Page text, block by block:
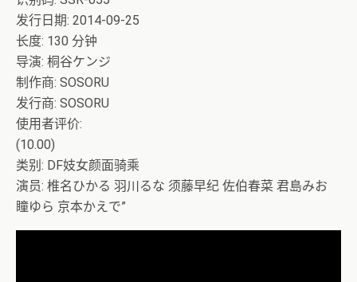
发行日期: 2014-09-25
长度: 130 分钟
导演: 桐谷ケンジ
制作商: SOSORU
发行商: SOSORU
使用者评价:
(10.00)
类别: DF妓女颜面骑乘
演员: 椎名ひかる 羽川るな 须藤早纪 佐伯春菜 君島みお
瞳ゆら 京本かえで”